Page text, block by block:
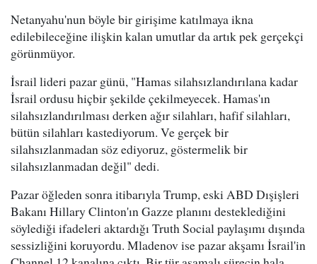
Netanyahu'nun böyle bir girişime katılmaya ikna
edilebileceğine ilişkin kalan umutlar da artık pek gerçekçi
görünmüyor.
İsrail lideri pazar günü, "Hamas silahsızlandırılana kadar
İsrail ordusu hiçbir şekilde çekilmeyecek. Hamas'ın
silahsızlandırılması derken ağır silahları, hafif silahları,
bütün silahları kastediyorum. Ve gerçek bir
silahsızlanmadan söz ediyoruz, göstermelik bir
silahsızlanmadan değil" dedi.
Pazar öğleden sonra itibarıyla Trump, eski ABD Dışişleri
Bakanı Hillary Clinton'ın Gazze planını desteklediğini
söylediği ifadeleri aktardığı Truth Social paylaşımı dışında
sessizliğini koruyordu. Mladenov ise pazar akşamı İsrail'in